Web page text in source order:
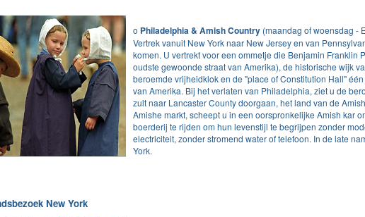
o Philadelphia & Amish Country (maandag of woensdag -
Vertrek vanuit New York naar New Jersey en van
komen. U vertrekt voor een ommetje die Benjamin Franklin
oudste gewoonde straat van Amerika), de historische wijk
beroemde vrijheidklok en de "place of Constitution Hall"
van Amerika. Bij het verlaten van Philadelphia, ziet u de
zult naar Lancaster County doorgaan, het land van de
Amishe markt, scheept u in een oorspronkelijke Amish kar
boerderij te rijden om hun levenstijl te begrijpen zonder
electriciteit, zonder stromend water of telefoon. In de late
York.
New York